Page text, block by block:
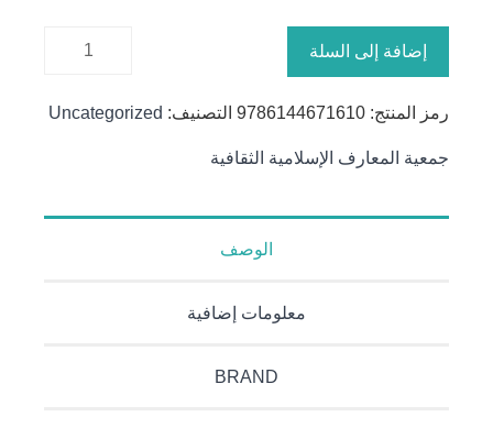
سنة
إضافة إلى السلة
رمز المنتج: 9786144671610 التصنيف: Uncategorized
جمعية المعارف الإسلامية الثقافية
الوصف
معلومات إضافية
BRAND